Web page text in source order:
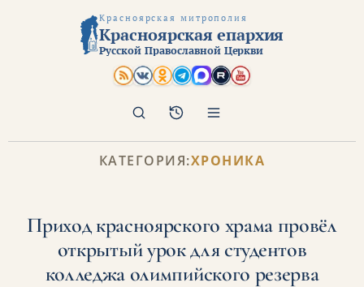
Красноярская митрополия
Красноярская епархия
Русской Православной Церкви
Архив
Поиск
КАТЕГОРИЯ:ХРОНИКА
Приход красноярского храма провёл
открытый урок для студентов
колледжа олимпийского резерва